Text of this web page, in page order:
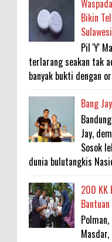
Bikin
Pil 'Y'
terlarang seakan tak
banyak bukti dengan
Bang
Jay,
Sosok
dunia bulutangkis
200 KK